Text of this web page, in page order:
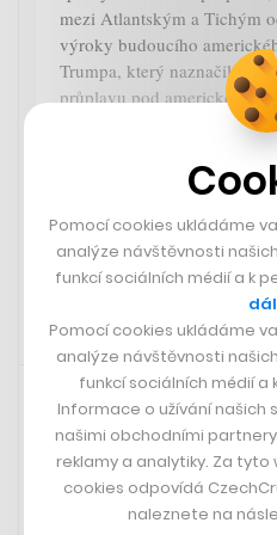
mezi Atlantským a Tichým
výroky budoucího
Trumpa, který naznačil, že
průplavu pod americkou
středoamerické zemi, která
ČTK
31. 12. 2024 19:02
Akciím na
dařilo
Akciím na pražské burze se
PX stoupl o 24,5 procenta
Pomocí cookies ukládáme
analýze návštěvnosti
funkcí sociálních médií a k
Pomocí cookies ukládáme
analýze návštěvnosti
funkcí sociálních médií a
Informace o užívání našich
našimi obchodními
reklamy a analytiky. Za
cookies odpovídá
naleznete na